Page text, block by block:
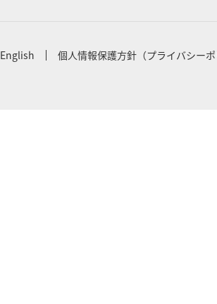
English 個人情報保護方針（プライバシーポ